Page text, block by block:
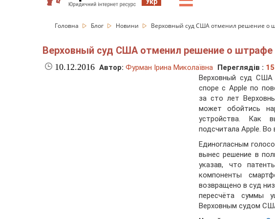
Головна Блог Новини Верховный суд США отменил решение о
Верховный суд США отменил решение о штрафе
10.12.2016 Автор: Фурман Ірина Миколаївна Переглядів :
Верховный суд США
споре с Apple по
за сто лет
может обойтись
устройства. Как
подсчитала Apple. Во
Единогласным
вынес решение в
указав, что
компоненты
возвращено в суд
пересчёта суммы
Верховным судом